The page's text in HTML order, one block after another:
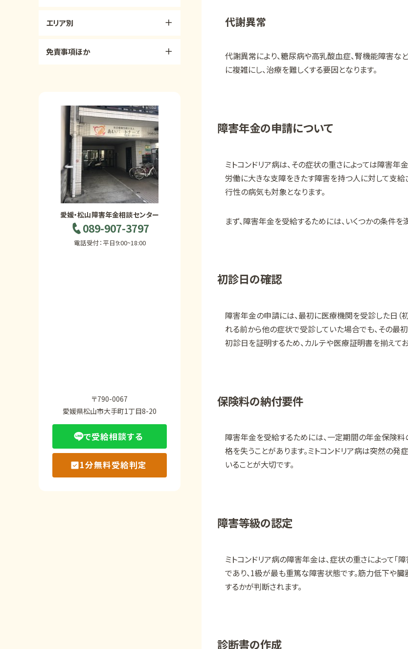
代謝異常
代謝異常により、糖尿病や高乳酸血症、腎機能障害な
に複雑にし、治療を難しくする要因となります。
障害年金の申請について
ミトコンドリア病は、その症状の重さによっては障害
労働に大きな支障をきたす障害を持つ人に対して支給
行性の病気も対象となります。
まず、障害年金を受給するためには、いくつかの条件
初診日の確認
障害年金の申請には、最初に医療機関を受診した日（
れる前から他の症状で受診していた場合でも、その最
初診日を証明するため、カルテや医療証明書を揃えてお
保険料の納付要件
障害年金を受給するためには、一定期間の年金保険
格を失うことがあります。ミトコンドリア病は突然の
いることが大切です。
障害等級の認定
ミトコンドリア病の障害年金は、症状の重さによって
であり、1級が最も重篤な障害状態です。筋力低下や
するかが判断されます。
診断書の作成
エリア別
免責事項ほか
愛媛・松山障害年金相談センター
089-907-3797
電話受付：平日9:00~18:00
〒790-0067
愛媛県松山市大手町1丁目8-20
で受給相談する
1分無料受給判定